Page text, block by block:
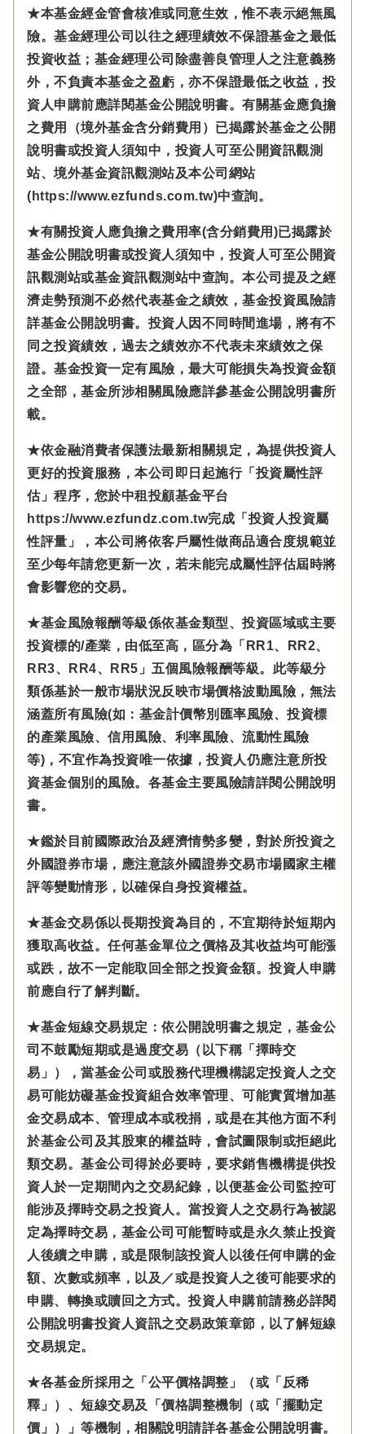
★本基金經金管會核准或同意生效，惟不表示絕無風
險。基金經理公司以往之經理績效不保證基金之最低
投資收益；基金經理公司除盡善良管理人之注意義務
外，不負責本基金之盈虧，亦不保證最低之收益，投
資人申購前應詳閱基金公開說明書。有關基金應負擔
之費用（境外基金含分銷費用）已揭露於基金之公開
說明書或投資人須知中，投資人可至公開資訊觀測
站、境外基金資訊觀測站及本公司網站
(https://www.ezfunds.com.tw)中查詢。
★有關投資人應負擔之費用率(含分銷費用)已揭露於
基金公開說明書或投資人須知中，投資人可至公開資
訊觀測站或基金資訊觀測站中查詢。本公司提及之經
濟走勢預測不必然代表基金之績效，基金投資風險請
詳基金公開說明書。投資人因不同時間進場，將有不
同之投資績效，過去之績效亦不代表未來績效之保
證。基金投資一定有風險，最大可能損失為投資金額
之全部，基金所涉相關風險應詳參基金公開說明書所
載。
★依金融消費者保護法最新相關規定，為提供投資人
更好的投資服務，本公司即日起施行「投資屬性評
估」程序，您於中租投顧基金平台
https://www.ezfundz.com.tw完成「投資人投資屬
性評量」，本公司將依客戶屬性做商品適合度規範並
至少每年請您更新一次，若未能完成屬性評估屆時將
會影響您的交易。
★基金風險報酬等級係依基金類型、投資區域或主要
投資標的/產業，由低至高，區分為「RR1、RR2、
RR3、RR4、RR5」五個風險報酬等級。此等級分
類係基於一般市場狀況反映市場價格波動風險，無法
涵蓋所有風險(如：基金計價幣別匯率風險、投資標
的產業風險、信用風險、利率風險、流動性風險
等)，不宜作為投資唯一依據，投資人仍應注意所投
資基金個別的風險。各基金主要風險請詳閱公開說明
書。
★鑑於目前國際政治及經濟情勢多變，對於所投資之
外國證券市場，應注意該外國證券交易市場國家主權
評等變動情形，以確保自身投資權益。
★基金交易係以長期投資為目的，不宜期待於短期內
獲取高收益。任何基金單位之價格及其收益均可能漲
或跌，故不一定能取回全部之投資金額。投資人申購
前應自行了解判斷。
★基金短線交易規定：依公開說明書之規定，基金公
司不鼓勵短期或是過度交易（以下稱「擇時交
易」），當基金公司或股務代理機構認定投資人之交
易可能妨礙基金投資組合效率管理、可能實質增加基
金交易成本、管理成本或稅捐，或是在其他方面不利
於基金公司及其股東的權益時，會試圖限制或拒絕此
類交易。基金公司得於必要時，要求銷售機構提供投
資人於一定期間內之交易紀錄，以便基金公司監控可
能涉及擇時交易之投資人。當投資人之交易行為被認
定為擇時交易，基金公司可能暫時或是永久禁止投資
人後續之申購，或是限制該投資人以後任何申購的金
額、次數或頻率，以及／或是投資人之後可能要求的
申購、轉換或贖回之方式。投資人申購前請務必詳閱
公開說明書投資人資訊之交易政策章節，以了解短線
交易規定。
★各基金所採用之「公平價格調整」（或「反稀
釋」）、短線交易及「價格調整機制（或「擺動定
價」）」等機制，相關說明請詳各基金公開說明書。